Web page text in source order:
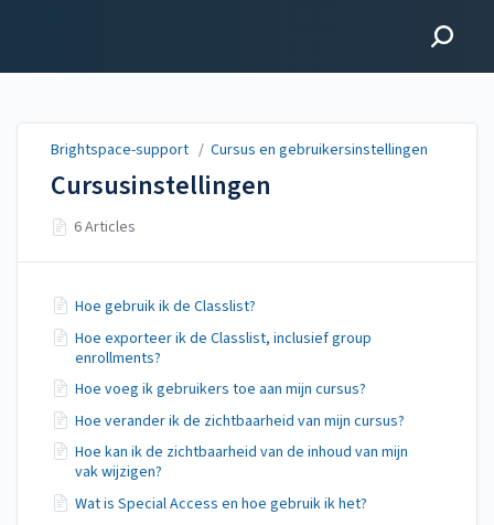
Brightspace-support / Cursus en gebruikersinstellingen
Cursusinstellingen
6 Articles
Hoe gebruik ik de Classlist?
Hoe exporteer ik de Classlist, inclusief group
enrollments?
Hoe voeg ik gebruikers toe aan mijn cursus?
Hoe verander ik de zichtbaarheid van mijn cursus?
Hoe kan ik de zichtbaarheid van de inhoud van mijn
vak wijzigen?
Wat is Special Access en hoe gebruik ik het?